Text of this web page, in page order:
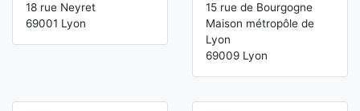
18 rue Neyret
69001 Lyon
15 rue de Bourgogne
Maison métropôle de
Lyon
69009 Lyon